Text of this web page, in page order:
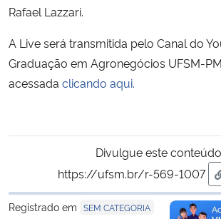
Rafael Lazzari.
A Live será transmitida pelo Canal do
Graduação em Agronegócios UFSM-
acessada clicando aqui.
Divulgue este
https://ufsm.br/r-569-1007
Registrado em SEM CATEGORIA